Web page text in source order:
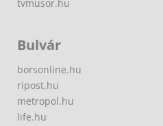
tvmusor.hu
Bulvár
borsonline.hu
ripost.hu
metropol.hu
life.hu